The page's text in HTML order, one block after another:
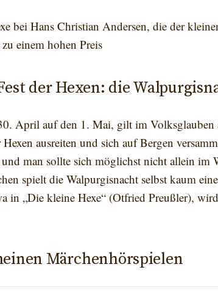
bei Hans Christian Andersen, die der
einem hohen Preis
der Hexen: die
April auf den 1. Mai, gilt im Volksglauben
ausreiten und sich auf Bergen
und man sollte sich möglichst nicht allein im
spielt die Walpurgisnacht selbst kaum
in „Die kleine Hexe“ (Otfried Preußler),
Märchenhörspielen